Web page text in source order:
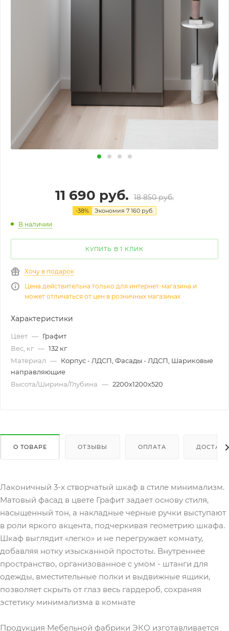
11 690 руб. 18 850руб.
-38% Экономия 7 160 руб.
В наличии
КУПИТЬ В 1 КЛИК
Хочу в подарок
Цена действительна только для интернет-магазина и
может отличаться от цен в розничных магазинах
Характеристики
Цвет — Графит
Вес, кг — 132 кг
Материал — Корпус - ЛДСП, Фасады - ЛДСП, Шариковые
направляющие
Высота/Ширина/Глубина — 2200х1200х520
О ТОВАРЕ ОТЗЫВЫ ОПЛАТА
Лаконичный 3-х створчатый шкаф в стиле минимализм.
Матовый фасад в цвете Графит задает основу стиля,
насыщенный тон, а накладные черные ручки выступают
в роли яркого акцента, подчеркивая геометрию шкафа.
Шкаф выглядит «легко» и не перегружает комнату,
добавляя нотку изысканной простоты. Внутреннее
пространство, организованное с умом - штанги для
одежды, вместительные полки и выдвижные ящики,
позволяет скрыть от глаз весь гардероб, сохраняя
эстетику минимализма в комнате
Продукция Мебельной фабрики ЭКО изготавливается